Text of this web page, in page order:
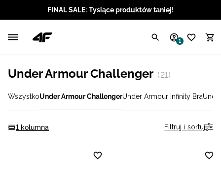
FINAL SALE: Tysiące produktów taniej!
1
Under Armour Challenger (21)
WszystkoUnder Armour ChallengerUnder Armour Infinity Bra
1 kolumna Filtruj i sortuj
Angielski / USD
Angielski / GBP
Chorwacki / EUR